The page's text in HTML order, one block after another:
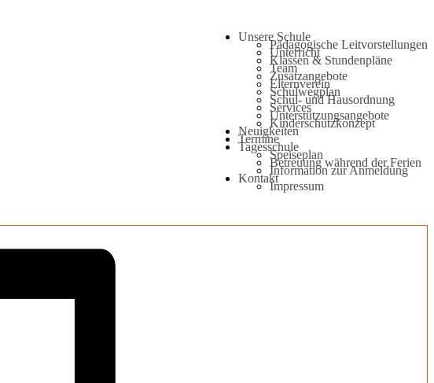
Unsere Schule
Pädagogische Leitvorstellungen
Unterricht
Klassen & Stundenpläne
Team
Zusatzangebote
Elternverein
Schulwegplan
Schul- und Hausordnung
Services
Unterstützungsangebote
Kinderschutzkonzept
Neuigkeiten
Termine
Tagesschule
Speiseplan
Betreuung während der Ferien
Information zur Anmeldung
Kontakt
Impressum